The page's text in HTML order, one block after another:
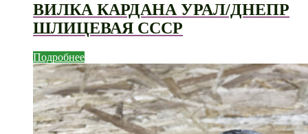
ВИЛКА КАРДАНА УРАЛ/ДНЕПР
ШЛИЦЕВАЯ СССР
Подробнее